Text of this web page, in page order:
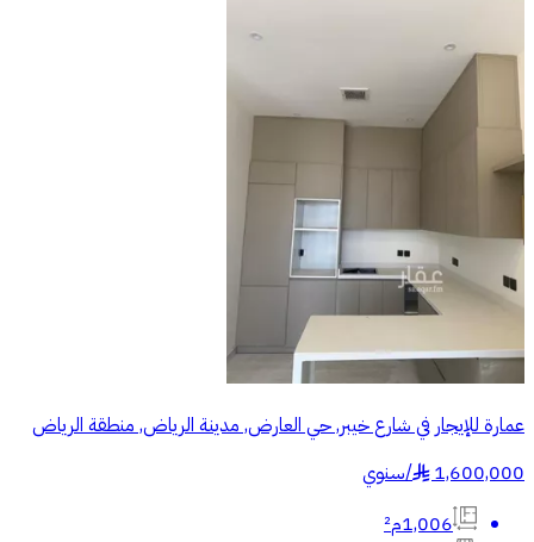
عمارة للإيجار في شارع خيبر, حي العارض, مدينة الرياض, منطقة الرياض
1,600,000
§
/سنوي
1,006م²